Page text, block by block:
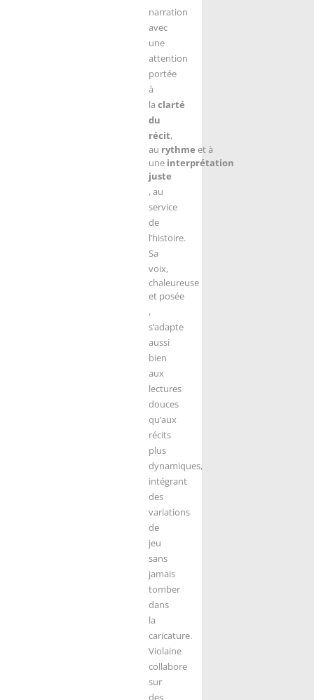
narration
avec
une
attention
portée
à
la clarté
du
récit,
au rythme et à
une interprétation
juste
, au
service
de
l’histoire.
Sa
voix,
chaleureuse
et posée
,
s’adapte
aussi
bien
aux
lectures
douces
qu’aux
récits
plus
dynamiques,
intégrant
des
variations
de
jeu
sans
jamais
tomber
dans
la
caricature.
Violaine
collabore
sur
des